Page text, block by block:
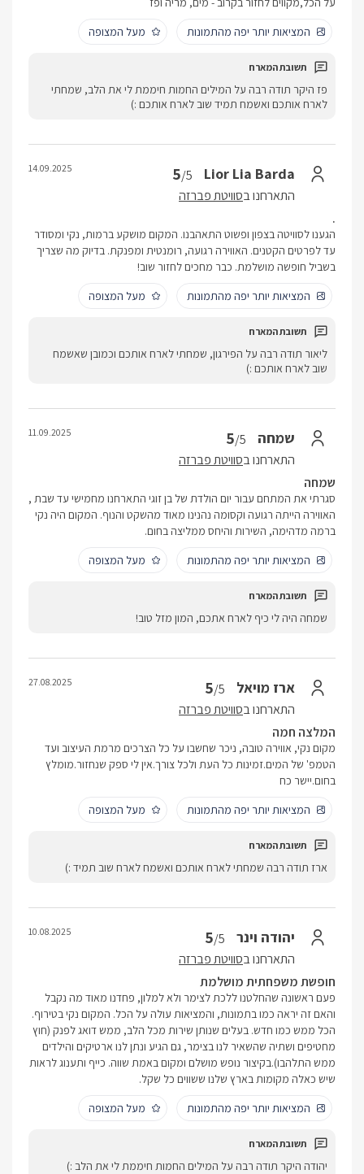
המציאות יותר יפה מהתמונות
מעל המצופה
פז היקר תודה רבה על המילים החמות חיממת לי את הלב, שמחתי
לארח אותכם ואשמח תמיד שוב לארח אותכם :)
Lior Lia Barda
5/5
התארחנו בסוויטת פברזה
14.09.2025
.
הגענו לסוויטה בצפון ופשוט התאהבנו. המקום מושקע ברמות, נקי ומסודר
עד לפרטים הקטנים. האווירה רגועה, רומנטית ומפנקת. בדיוק מה שצריך
בשביל חופשה מושלמת. כבר מחכים לחזור שוב!
המציאות יותר יפה מהתמונות
מעל המצופה
ליאור תודה רבה על הפירגון, שמחתי לארח אותכם וכמובן שאשמח
שוב לארח אותכם :)
שמחה 5/5
התארחנו בסוויטת פברזה
11.09.2025
שמחה
סגרתי את המתחם עבור יום הולדת של בן זוגי התארחנו מחמישי עד שבת ,
האווירה הייתה רגועה וקסומה נהנינו מאוד מהשקט והנוף. המקום היה נקי
ברמה מדהימה, השירות והיחס ממליצה בחום.
המציאות יותר יפה מהתמונות
מעל המצופה
שמחה היה לי כיף לארח אתכם, המון מזל טוב!
ארז מויאל 5/5
התארחנו בסוויטת פברזה
27.08.2025
המלצה חמה
מקום נקי, אווירה טובה, ניכר שחשבו על כל הצרכים מרמת העיצוב ועד
הטמפ' של המים.זמינות כל העת ולכל צורך.אין לי ספק שנחזור.מומלץ
בחום.יישר כח
המציאות יותר יפה מהתמונות
מעל המצופה
ארז תודה רבה שמחתי לארח אותכם ואשמח לארח שוב תמיד :)
יהודה וינר 5/5
התארחנו בסוויטת פברזה
10.08.2025
חופשת משפחתית מושלמת
פעם ראשונה שהחלטנו ללכת לצימר ולא למלון, פחדנו מאוד מה נקבל
והאם זה יראה כמו בתמונות, והמציאות עולה על הכל. המקום נקי בטירוף.
הכל ממש כמו חדש. בעלים שנותן שירות מכל הלב, ממש דואג לפנק (חוץ
מחטיפים ושתיה שהשאיר לנו בצימר, גם הגיע ונתן לנו ארטיקים והילדים
ממש התלהבו).בקיצור נופש מושלם ומקום באמת שווה. כייף ותענוג לראות
שיש כאלה מקומות בארץ שלנו ששווים כל שקל.
המציאות יותר יפה מהתמונות
מעל המצופה
יהודה היקר תודה רבה על המילים החמות חיממת לי את הלב :)